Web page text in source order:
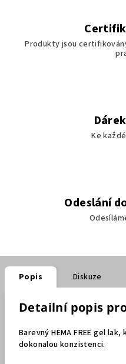
Produkty jsou
Ke
Odeslání
Popis Diskuze
Detailní popis
Barevný HEMA FREE gel
dokonalou konzistenci.